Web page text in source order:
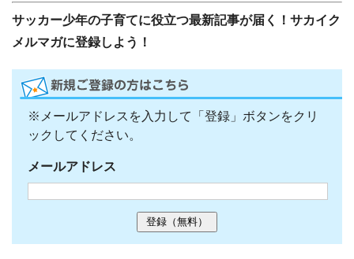
サッカー少年の子育てに役立つ最新記事が届く！サカイク
メルマガに登録しよう！
※メールアドレスを入力して「登録」ボタンをクリ
ックしてください。
メールアドレス